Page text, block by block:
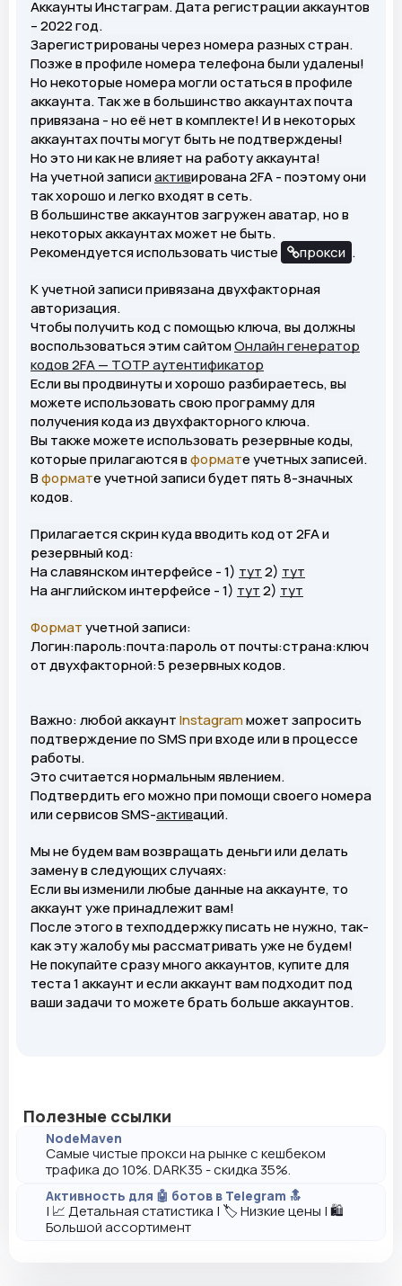
Аккаунты Инстаграм. Дата регистрации аккаунтов
– 2022 год.
Зарегистрированы через номера разных стран.
Позже в профиле номера телефона были удалены!
Но некоторые номера могли остаться в профиле
аккаунта. Так же в большинство аккаунтах почта
привязана - но её нет в комплекте! И в некоторых
аккаунтах почты могут быть не подтверждены!
Но это ни как не влияет на работу аккаунта!
На учетной записиактивирована 2FA - поэтому они
так хорошо и легко входят в сеть.
В большинстве аккаунтов загружен аватар, но в
некоторых аккаунтах может не быть.
Рекомендуется использовать чистые
прокси .
К учетной записи привязана двухфакторная
авторизация.
Чтобы получить код с помощью ключа, вы должны
воспользоваться этим сайтомОнлайн генератор
кодов 2FA — TOTP аутентификатор
Если вы продвинуты и хорошо разбираетесь, вы
можете использовать свою программу для
получения кода из двухфакторного ключа.
Вы также можете использовать резервные коды,
которые прилагаются вформате учетных записей.
Вформате учетной записи будет пять 8-значных
кодов.
Прилагается скрин куда вводить код от 2FA и
резервный код:
На славянском интерфейсе - 1) тут2) тут
На английском интерфейсе - 1) тут2) тут
Форматучетной записи:
Логин:пароль:почта:пароль от почты:страна:ключ
от двухфакторной:5 резервных кодов.
Важно: любой аккаунтInstagramможет запросить
подтверждение по SMS при входе или в процессе
работы.
Это считается нормальным явлением.
Подтвердить его можно при помощи своего номера
или сервисов SMS-активаций.
Мы не будем вам возвращать деньги или делать
замену в следующих случаях:
Если вы изменили любые данные на аккаунте, то
аккаунт уже принадлежит вам!
После этого в техподдержку писать не нужно, так-
как эту жалобу мы рассматривать уже не будем!
Не покупайте сразу много аккаунтов, купите для
теста 1 аккаунт и если аккаунт вам подходит под
ваши задачи то можете брать больше аккаунтов.
Полезные ссылки
NodeMaven
Самые чистые прокси на рынке с кешбеком
трафика до 10%. DARK35 - скидка 35%.
Активность для 🤖 ботов в Telegram 🔝
| 📈 Детальная статистика | 🏷️ Низкие цены | 🛍️
Большой ассортимент